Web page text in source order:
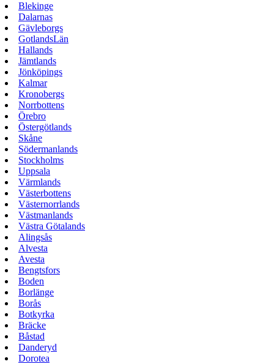
Blekinge
Dalarnas
Gävleborgs
GotlandsLän
Hallands
Jämtlands
Jönköpings
Kalmar
Kronobergs
Norrbottens
Örebro
Östergötlands
Skåne
Södermanlands
Stockholms
Uppsala
Värmlands
Västerbottens
Västernorrlands
Västmanlands
Västra Götalands
Alingsås
Alvesta
Avesta
Bengtsfors
Boden
Borlänge
Borås
Botkyrka
Bräcke
Båstad
Danderyd
Dorotea